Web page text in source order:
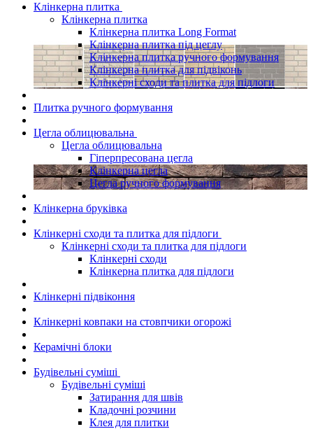
Клінкерна плитка
Клінкерна плитка
Клінкерна плитка Long Format
Клінкерна плитка під цеглу
Клінкерна плитка ручного формування
Клінкерна плитка для підвіконь
Клінкерні сходи та плитка для підлоги
Плитка ручного формування
Цегла облицювальна
Цегла облицювальна
Гіперпресована цегла
Клінкерна цегла
Цегла ручного формування
Клінкерна бруківка
Клінкерні сходи та плитка для підлоги
Клінкерні сходи та плитка для підлоги
Клінкерні сходи
Клінкерна плитка для підлоги
Клінкерні підвіконня
Клінкерні ковпаки на стовпчики огорожі
Керамічні блоки
Будівельні суміші
Будівельні суміші
Затирання для швів
Кладочні розчини
Клея для плитки